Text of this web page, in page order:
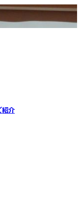
紹介